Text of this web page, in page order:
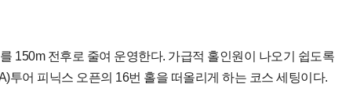
150m 전후로 줄여 운영한다. 가급적 홀인원이 나오기 쉽도록
투어 피닉스 오픈의 16번 홀을 떠올리게 하는 코스 세팅이다.